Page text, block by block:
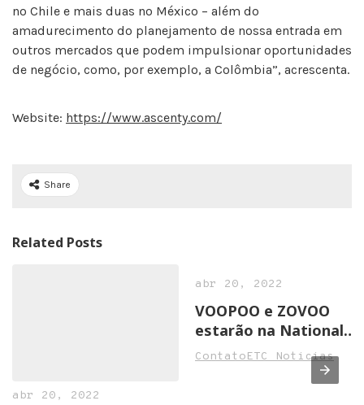
no Chile e mais duas no México – além do
amadurecimento do planejamento de nossa entrada em
outros mercados que podem impulsionar oportunidades
de negócio, como, por exemplo, a Colômbia”, acrescenta.
Website: https://www.ascenty.com/
Share
Related Posts
abr 20, 2022
abr 20, 2022
VOOPOO e ZOVOO
estarão na National
Convenience Show
2022 em Birmingham
ContatoETC Noticias